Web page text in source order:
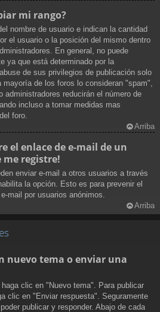
mi rango?
nombre de usuario e indican la cantidad
el usuario o la posición del mismo dentro
En general, no puede
ya que está determinado por la
de sus privilegios de publicación solo
mayoría de los foros lo consideran "spam",
administradores reducirán el número de
incluso a tomar medidas mas
foro.
Arriba
el enlace de e-mail de un
me registre!
enviar e-mail a otros usuarios a través
la opción. Esto es para prevenir el
mail por usuarios anónimos.
Arriba
nuevo tema o enviar una
clic en "Nuevo tema". Para publicar
clic en "Enviar respuesta". Seguramente
publicar y responder. Abajo de cada